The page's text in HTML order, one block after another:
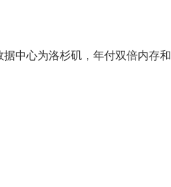
中心为洛杉矶，年付双倍内存和